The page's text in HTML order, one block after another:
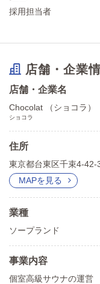
採用担当者
店舗・企業
店舗・企業名
Chocolat （ショコラ）
ショコラ
住所
東京都台東区千束4-42-
MAPを見る
業種
ソープランド
事業内容
個室高級サウナの運営